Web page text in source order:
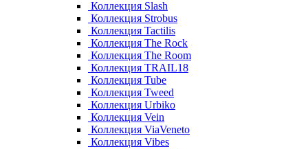
Коллекция Slash
Коллекция Strobus
Коллекция Tactilis
Коллекция The Rock
Коллекция The Room
Коллекция TRAIL18
Коллекция Tube
Коллекция Tweed
Коллекция Urbiko
Коллекция Vein
Коллекция ViaVeneto
Коллекция Vibes